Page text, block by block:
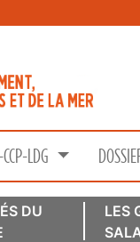
LDG
DU
LES